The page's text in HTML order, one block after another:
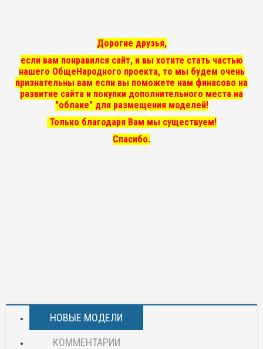
Дорогие друзья,
если вам понравился сайт, и вы хотите стать частью
нашего ОбщеНародного проекта, то мы будем очень
признательны вам если вы поможете нам финасово на
развитие сайта и покупки дополнительного места на
"облаке" для размещения моделей!
Только благодаря Вам мы существуем!
Спасибо.
НОВЫЕ МОДЕЛИ
КОММЕНТАРИИ